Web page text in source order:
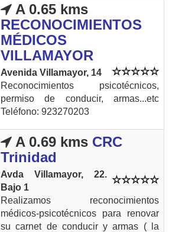
A 0.65 kms
RECONOCIMIENTOS
MÉDICOS
VILLAMAYOR
Avenida Villamayor, 14
Reconocimientos psicotécnicos,
permiso de conducir, armas...etc
Teléfono: 923270203
A 0.69 kms CRC
Trinidad
Avda Villamayor, 22.
Bajo 1
Realizamos reconocimientos
médicos-psicotécnicos para renovar
su carnet de conducir y armas ( la